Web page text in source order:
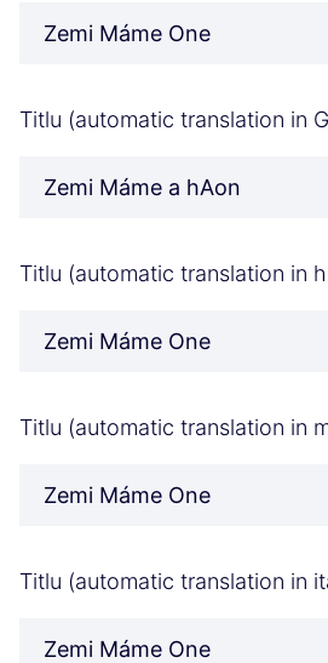
Zemi Máme One
Titlu (automatic translation in
Zemi Máme a hAon
Titlu (automatic translation in
Zemi Máme One
Titlu (automatic translation in
Zemi Máme One
Titlu (automatic translation in
Zemi Máme One